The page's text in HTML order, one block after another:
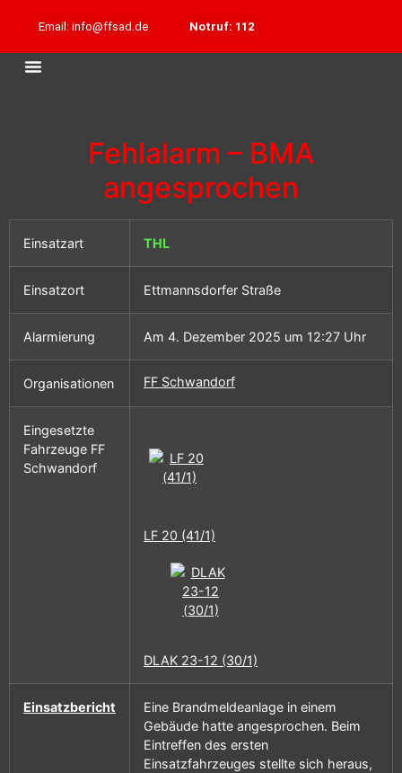
Email: info@ffsad.de Notruf: 112
Fehlalarm – BMA
angesprochen
Einsatzart THL
Einsatzort Ettmannsdorfer Straße
Alarmierung Am 4. Dezember 2025 um 12:27 Uhr
Organisationen FF Schwandorf
Eingesetzte
Fahrzeuge FF
Schwandorf
LF 20 (41/1)
DLAK 23-12 (30/1)
Einsatzbericht
Eine Brandmeldeanlage in einem
Gebäude hatte angesprochen. Beim
Eintreffen des ersten
Einsatzfahrzeuges stellte sich heraus,